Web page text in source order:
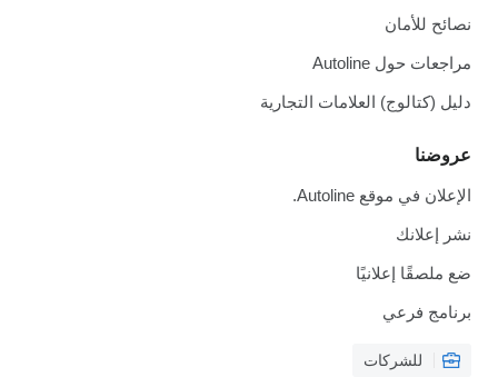
نصائح للأمان
مراجعات حول Autoline
دليل (كتالوج) العلامات التجارية
عروضنا
الإعلان في موقع Autoline.
نشر إعلانك
ضع ملصقًا إعلانيًا
برنامج فرعي
للشركات